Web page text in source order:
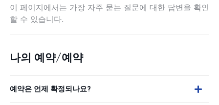
이 페이지에서는 가장 자주 묻는 질문에 대한 답변을 확인
할 수 있습니다.
나의 예약/예약
예약은 언제 확정되나요?